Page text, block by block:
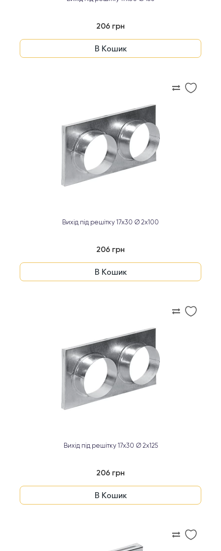
206 грн
В Кошик
Вихід під решітку 17x30 Ø 2x100
206 грн
В Кошик
Вихід під решітку 17x30 Ø 2x125
206 грн
В Кошик